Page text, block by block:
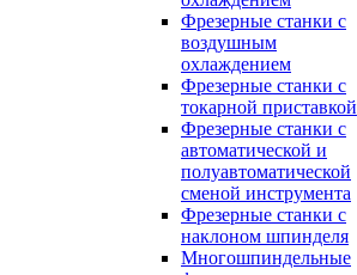
Фрезерные станки с
воздушным
охлаждением
Фрезерные станки с
токарной приставкой
Фрезерные станки с
автоматической и
полуавтоматической
сменой инструмента
Фрезерные станки с
наклоном шпинделя
Многошпиндельные